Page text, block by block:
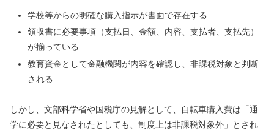
学校等からの明確な購入指示が書面で存在する
領収書に必要事項（支払日、金額、内容、支払者、支払先）
が揃っている
教育資金として金融機関が内容を確認し、非課税対象と判断
される
しかし、文部科学省や国税庁の見解として、自転車購入費は「通
学に必要と見なされたとしても、制度上は非課税対象外」とされ